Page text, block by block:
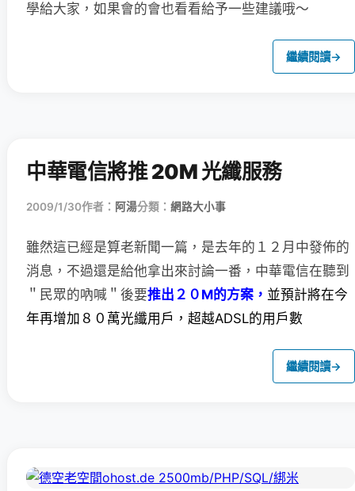
學給大家，如果會的會也看看給予一些建議哦～
繼續閱讀→
中華電信將推 20M 光纖服務
2009/1/30作者： 阿湯分類： 網路大小事
雖然這已經是算老新聞一篇，是去年的１２月中發佈的
消息， 不過還是給他拿出來討論一番，中華電信在聽到
＂民眾的吶喊＂後要推出２０M的方案， 並預計將在今
年再增加８０萬光纖用戶，超越ADSL的用戶數
繼續閱讀→